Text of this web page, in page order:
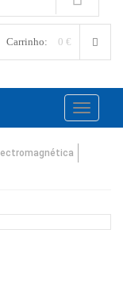
Carrinho: 0 €
Toggle